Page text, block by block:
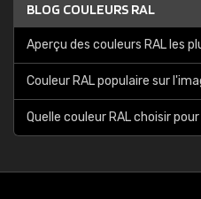
BLOG COULEURS RAL
Aperçu des couleurs RAL les
Couleur RAL populaire sur
Quelle couleur RAL choisir